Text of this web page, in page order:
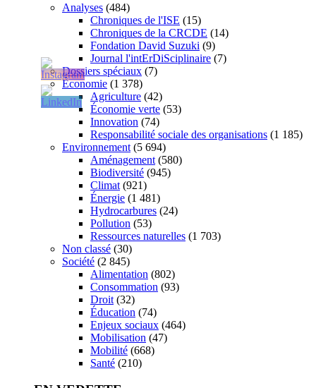
Analyses (484)
Chroniques de l'ISE (15)
Chroniques de la CRCDE (14)
Fondation David Suzuki (9)
Journal l'intErDiSciplinaire (7)
Dossiers spéciaux (7)
Économie (1 378)
Agriculture (42)
Économie verte (53)
Innovation (74)
Responsabilité sociale des organisations (1 185)
Environnement (5 694)
Aménagement (580)
Biodiversité (945)
Climat (921)
Énergie (1 481)
Hydrocarbures (24)
Pollution (53)
Ressources naturelles (1 703)
Non classé (30)
Société (2 845)
Alimentation (802)
Consommation (93)
Droit (32)
Éducation (74)
Enjeux sociaux (464)
Mobilisation (47)
Mobilité (668)
Santé (210)